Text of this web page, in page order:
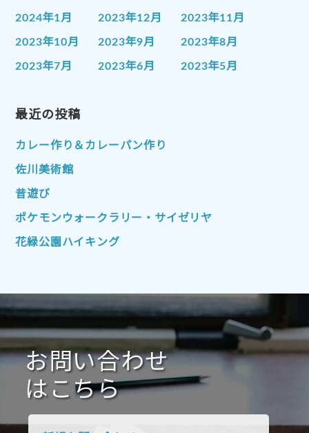
2024年1月 2023年12月 2023年11月
2023年10月 2023年9月 2023年8月
2023年7月 2023年6月 2023年5月
2023年1月
2022年10月 2022年9月
2022年7月
2022年4月
2022年1月 2021年12月 2021年11月
2021年10月 2021年9月
2021年1月 2020年12月 2020年11月
2020年10月 2020年9月 2020年8月
2020年7月 2020年6月 2020年5月
2020年4月 2020年3月 2020年2月
2019年10月 2019年9月
最近の投稿
カレー作り＆カレーパン作り
佐川美術館
昔遊び
ポケモンウォークラリー・サイゼリヤ
花緑公園ハイキング
お問い合わせ
はこちら